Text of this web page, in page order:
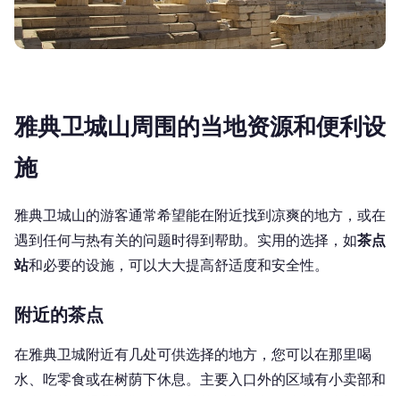
雅典卫城山周围的当地资源和便利设
施
雅典卫城山的游客通常希望能在附近找到凉爽的地方，或在
遇到任何与热有关的问题时得到帮助。实用的选择，如茶点
站和必要的设施，可以大大提高舒适度和安全性。
附近的茶点
在雅典卫城附近有几处可供选择的地方，您可以在那里喝
水、吃零食或在树荫下休息。主要入口外的区域有小卖部和